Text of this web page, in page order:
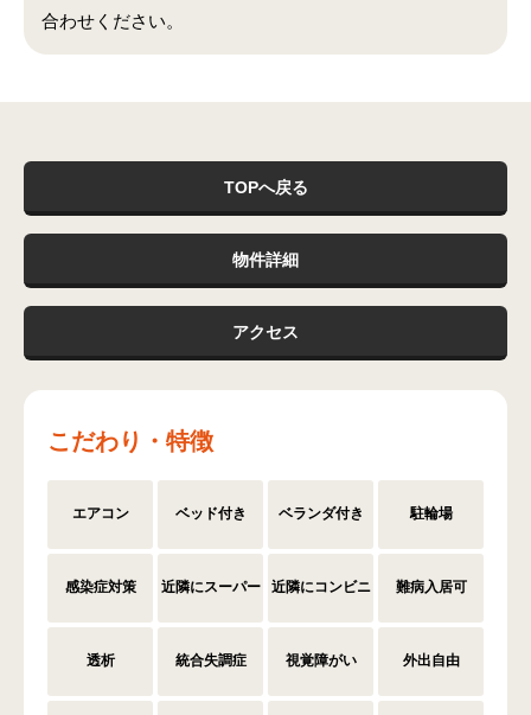
合わせください。
TOPへ戻る
物件詳細
アクセス
こだわり・特徴
エアコン ベッド付き ベランダ付き 駐輪場
感染症対策 近隣にスーパー 近隣にコンビニ 難病入居可
透析 統合失調症 視覚障がい 外出自由